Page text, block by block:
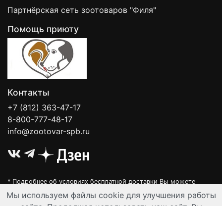
Партнёрская сеть зоотоваров "Филя"
Помощь приюту
Контакты
+7 (812) 363-47-17
8-800-777-48-17
info@zootovar-spb.ru
* Подробнее об условиях бесплатной доставки Вы можете
узнать на нашей
интерактивной карте
Интернет-зоомагазин "Филя". Контент на сайте предназначен для
Мы используем файлы cookie для улучшения работы